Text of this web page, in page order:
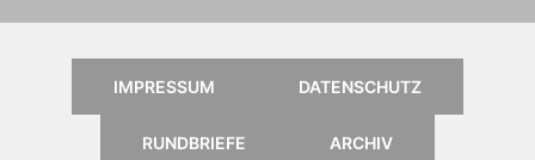
IMPRESSUM DATENSCHUTZ
RUNDBRIEFE ARCHIV